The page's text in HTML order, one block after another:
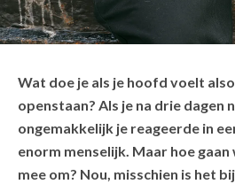
Wat doe je als je hoofd voelt
openstaan? Als je na drie dagen
ongemakkelijk je reageerde in
enorm menselijk. Maar hoe
mee om? Nou, misschien is het